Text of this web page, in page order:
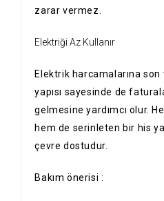
zarar vermez.
Elektriği Az Kullanır
Elektrik harcamalarına
yapısı sayesinde de
gelmesine yardımcı olur.
hem de serinleten bir his
çevre dostudur.
Bakım önerisi :